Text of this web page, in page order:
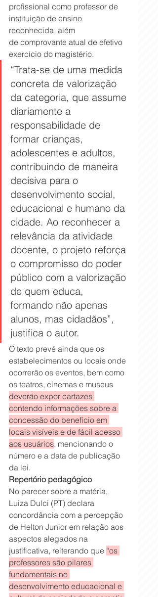
profissional como professor de
instituição de ensino
reconhecida, além
de comprovante atual de efetivo
exercício do magistério.
“Trata-se de uma medida
concreta de valorização
da categoria, que assume
diariamente a
responsabilidade de
formar crianças,
adolescentes e adultos,
contribuindo de maneira
decisiva para o
desenvolvimento social,
educacional e humano da
cidade. Ao reconhecer a
relevância da atividade
docente, o projeto reforça
o compromisso do poder
público com a valorização
de quem educa,
formando não apenas
alunos, mas cidadãos”,
justifica o autor.
O texto prevê ainda que os
estabelecimentos ou locais onde
ocorrerão os eventos, bem como
os teatros, cinemas e museus
deverão expor cartazes
contendo informações sobre a
concessão do benefício em
locais visíveis e de fácil acesso
aos usuários, mencionando o
número e a data de publicação
da lei.
Repertório pedagógico
No parecer sobre a matéria,
Luiza Dulci (PT) declara
concordância com a percepção
de Helton Junior em relação aos
aspectos alegados na
justificativa, reiterando que “os
professores são pilares
fundamentais no
desenvolvimento educacional e